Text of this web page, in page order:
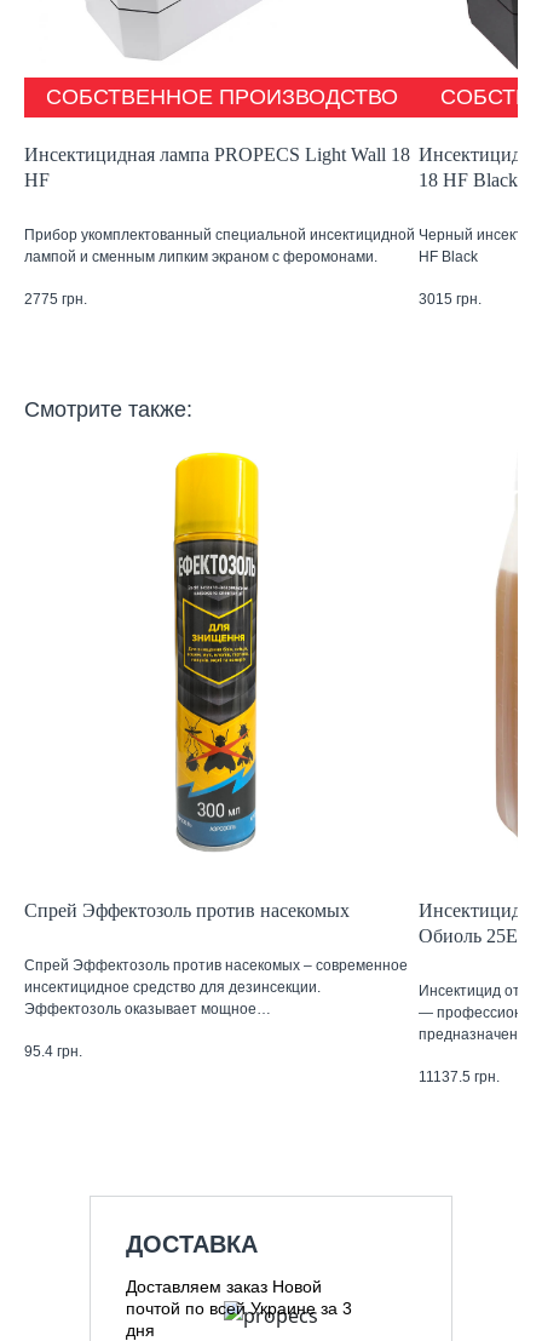
СОБСТВЕННОЕ ПРОИЗВОДСТВО
Инсектицидная лампа PROPECS Light Wall 18
HF
Прибор укомплектованный специальной инсектицидной
лампой и сменным липким экраном с феромонами.
2775 грн.
18 HF Black
Черный
HF Black
3015 грн.
Смотрите также:
Спрей Эффектозоль против насекомых
Спрей Эффектозоль против насекомых – современное
инсектицидное средство для дезинсекции.
Эффектозоль оказывает мощное…
95.4 грн.
Инсектицид
Обиоль 25ЕС
Инсектицид от
—
11137.5 грн.
ДОСТАВКА
Доставляем заказ Новой
почтой по всей Украине за 3
дня